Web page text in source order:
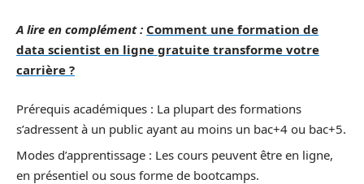
A lire en complément : Comment une formation de
data scientist en ligne gratuite transforme votre
carrière ?
Prérequis académiques : La plupart des formations
s’adressent à un public ayant au moins un bac+4 ou bac+5.
Modes d’apprentissage : Les cours peuvent être en ligne,
en présentiel ou sous forme de bootcamps.